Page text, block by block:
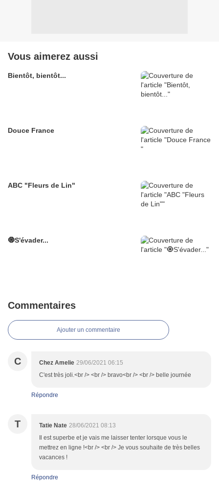
Vous aimerez aussi
Bientôt, bientôt...
Douce France
ABC "Fleurs de Lin"
🧿S'évader...
Commentaires
Ajouter un commentaire
C Chez Amelie 29/06/2021 06:15
C'est très joli.<br /> <br /> bravo<br /> <br /> belle journée
Répondre
T Tatie Nate 28/06/2021 08:13
Il est superbe et je vais me laisser tenter lorsque vous le
mettrez en ligne !<br /> <br /> Je vous souhaite de très belles
vacances !
Répondre